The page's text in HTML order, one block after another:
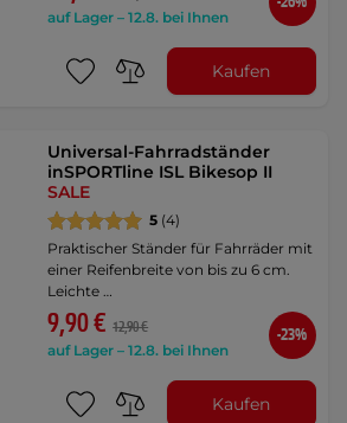
auf Lager – 12.8. bei Ihnen
Kaufen
Universal-Fahrradständer
inSPORTline ISL Bikesop II
SALE
5 (4)
Praktischer Ständer für Fahrräder mit
einer Reifenbreite von bis zu 6 cm.
Leichte …
9,90 € 12,90 €
auf Lager – 12.8. bei Ihnen
-23%
Kaufen